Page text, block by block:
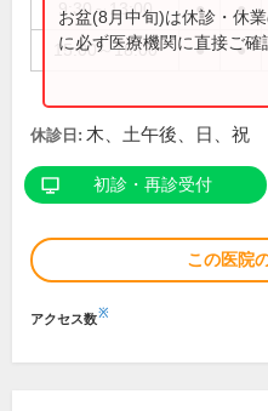
9:30～13:00 ● ●
15:00～18:00 ● ●
お盆(8月中旬)は休診・休
に必ず医療機関に直接ご確
休診日: 木、土午後、日、祝
初診・再診受付
この医院
アクセス数※